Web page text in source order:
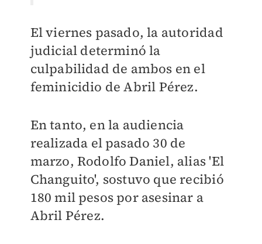
El viernes pasado, la autoridad
judicial determinó la
culpabilidad de ambos en el
feminicidio de Abril Pérez.
En tanto, en la audiencia
realizada el pasado 30 de
marzo, Rodolfo Daniel, alias 'El
Changuito', sostuvo que recibió
180 mil pesos por asesinar a
Abril Pérez.